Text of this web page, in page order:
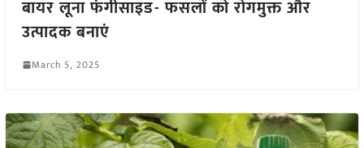
बायर लूना फंगीसाइड- फसलों को रोगमुक्त और
उत्पादक बनाएं
March 5, 2025